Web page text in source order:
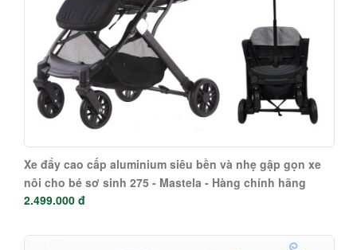
Xe đẩy cao cấp aluminium siêu bền và nhẹ gập gọn xe
nôi cho bé sơ sinh 275 - Mastela - Hàng chính hãng
2.499.000 đ